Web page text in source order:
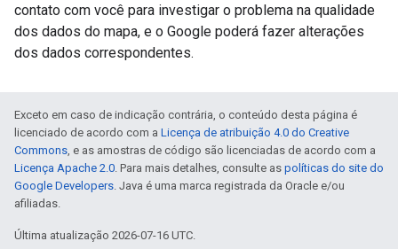
contato com você para investigar o problema na qualidade
dos dados do mapa, e o Google poderá fazer alterações
dos dados correspondentes.
Exceto em caso de indicação contrária, o conteúdo desta página é
licenciado de acordo com a Licença de atribuição 4.0 do Creative
Commons , e as amostras de código são licenciadas de acordo com a
Licença Apache 2.0 . Para mais detalhes, consulte as políticas do site do
Google Developers . Java é uma marca registrada da Oracle e/ou
afiliadas.
Última atualização 2026-07-16 UTC.